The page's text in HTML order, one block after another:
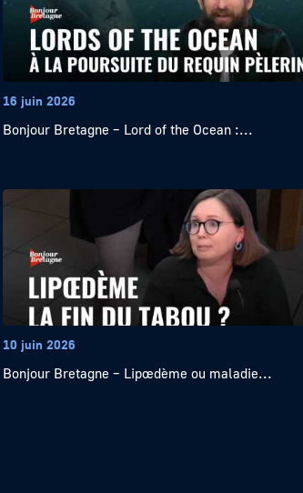
16 juin 2026
Bonjour Bretagne – Lord of the Ocean :...
10 juin 2026
Bonjour Bretagne – Lipœdème ou maladie...